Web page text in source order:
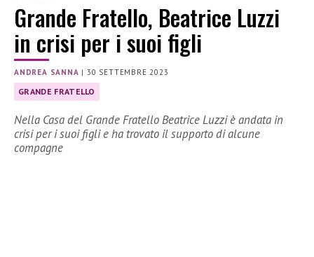
Grande Fratello, Beatrice Luzzi
in crisi per i suoi figli
ANDREA SANNA |30 SETTEMBRE 2023
GRANDE FRATELLO
Nella Casa del Grande Fratello Beatrice Luzzi è andata in
crisi per i suoi figli e ha trovato il supporto di alcune
compagne